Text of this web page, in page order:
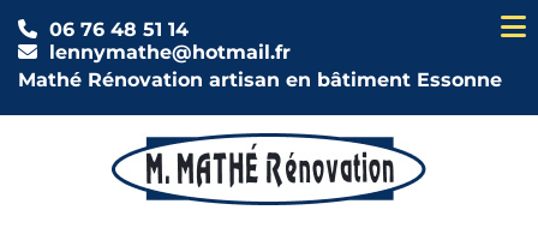
06 76 48 51 14
lennymathe@hotmail.fr
Mathé Rénovation artisan en bâtiment Essonne